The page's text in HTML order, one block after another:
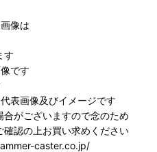
像は
す
です
表画像及びイメージです
がございますので念のため
認の上お買い求めください
caster.co.jp/